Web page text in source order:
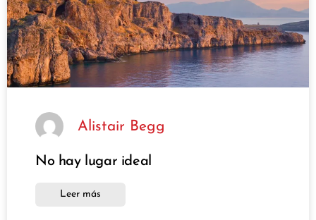
Alistair Begg
No hay lugar ideal
Leer más